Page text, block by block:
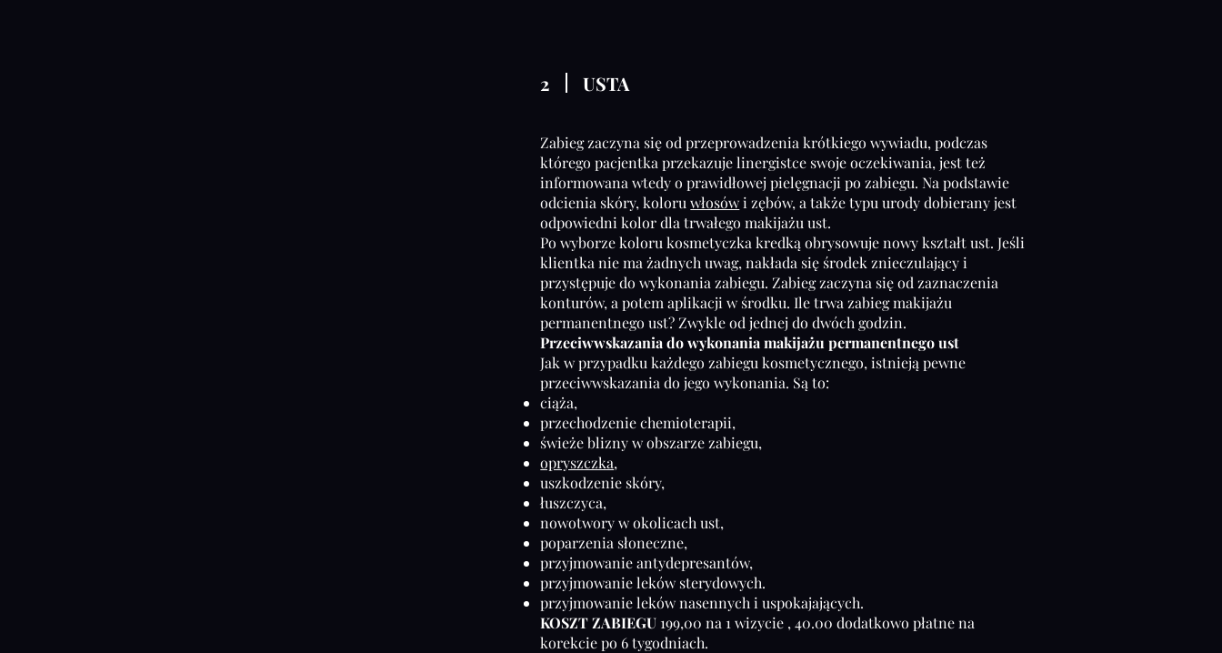
2 USTA
Zabieg zaczyna się od przeprowadzenia krótkiego wywiadu, podczas
którego pacjentka przekazuje linergistce swoje oczekiwania, jest też
informowana wtedy o prawidłowej pielęgnacji po zabiegu. Na podstawie
odcienia skóry, koloruwłosówi zębów, a także typu urody dobierany jest
odpowiedni kolor dla trwałego makijażu ust.
Po wyborze koloru kosmetyczka kredką obrysowuje nowy kształt ust. Jeśli
klientka nie ma żadnych uwag, nakłada się środek znieczulający i
przystępuje do wykonania zabiegu. Zabieg zaczyna się od zaznaczenia
konturów, a potem aplikacji w środku. Ile trwa zabieg makijażu
permanentnego ust? Zwykle od jednej do dwóch godzin.
Przeciwwskazania do wykonania makijażu permanentnego ust
Jak w przypadku każdego zabiegu kosmetycznego, istnieją pewne
przeciwwskazania do jego wykonania. Są to:
ciąża,
przechodzenie chemioterapii,
świeże blizny w obszarze zabiegu,
opryszczka,
uszkodzenie skóry,
łuszczyca,
nowotwory w okolicach ust,
poparzenia słoneczne,
przyjmowanie antydepresantów,
przyjmowanie leków sterydowych.
przyjmowanie leków nasennych i uspokajających.
KOSZT ZABIEGU 199,00 na 1 wizycie , 40.00 dodatkowo płatne na
korekcie po 6 tygodniach.